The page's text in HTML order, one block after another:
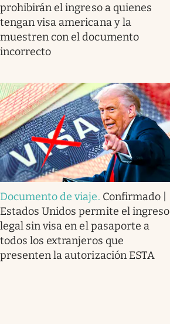
prohibirán el ingreso a quienes
tengan visa americana y la
muestren con el documento
incorrecto
Documento de viaje. Confirmado |
Estados Unidos permite el ingreso
legal sin visa en el pasaporte a
todos los extranjeros que
presenten la autorización ESTA